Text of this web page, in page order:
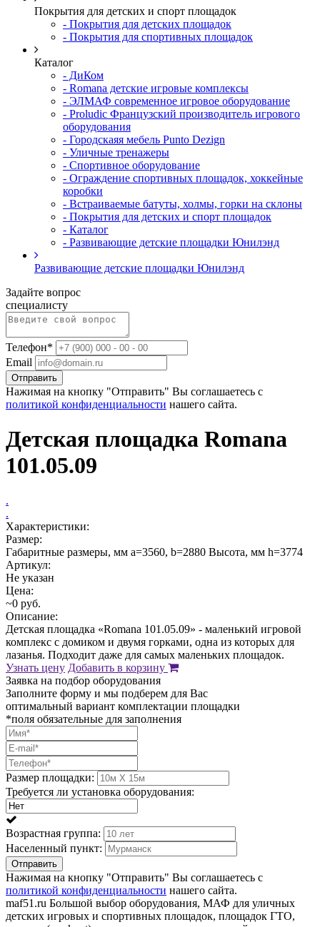
Покрытия для детских и спорт площадок
- Покрытия для детских площадок
- Покрытия для спортивных площадок
Каталог
- ДиКом
- Romana детские игровые комплексы
- ЭЛМАФ современное игровое оборудование
- Proludic Французский производитель игрового
оборудования
- Городскаяя мебель Punto Dezign
- Уличные тренажеры
- Спортивное оборудование
- Ограждение спортивных площадок, хоккейные
коробки
- Встраиваемые батуты, холмы, горки на склоны
- Покрытия для детских и спорт площадок
- Каталог
- Развивающие детские площадки Юнилэнд
Развивающие детские площадки Юнилэнд
Задайте вопрос
специалисту
Телефон*
Email
Отправить
Нажимая на кнопку "Отправить" Вы соглашаетесь с
политикой конфиденциальности нашего сайта.
Детская площадка Romana
101.05.09
.
.
Характеристики:
Размер:
Габаритные размеры, мм a=3560, b=2880 Высота, мм h=3774
Артикул:
Не указан
Цена:
~0 руб.
Описание:
Детская площадка «Romana 101.05.09» - маленький игровой
комплекс с домиком и двумя горками, одна из которых для
лазанья. Подходит даже для самых маленьких площадок.
Узнать цену Добавить в корзину
Заявка на подбор оборудования
Заполните форму и мы подберем для Вас
оптимальный вариант комплектации площадки
*поля обязательные для заполнения
Размер площадки:
Требуется ли установка оборудования:
Возрастная группа:
Населенный пункт:
Отправить
Нажимая на кнопку "Отправить" Вы соглашаетесь с
политикой конфиденциальности нашего сайта.
maf51.ru Большой выбор оборудования, МАФ для уличных
детских игровых и спортивных площадок, площадок ГТО,